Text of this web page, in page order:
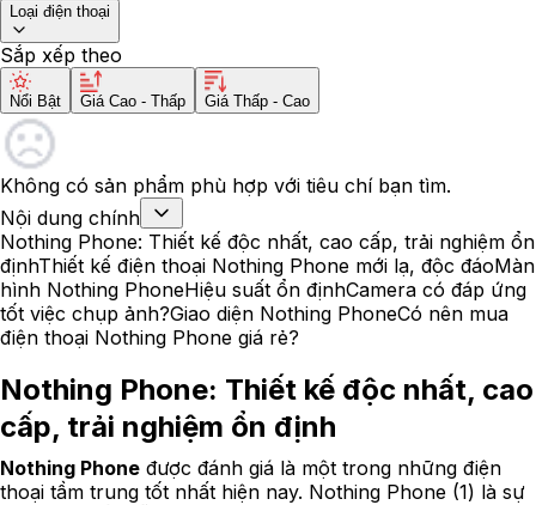
Loại điện thoại
Sắp xếp theo
Nổi Bật Giá Cao - Thấp Giá Thấp - Cao
Không có sản phẩm phù hợp với tiêu chí bạn tìm.
Nội dung chính
Nothing Phone: Thiết kế độc nhất, cao cấp, trải nghiệm ổn
địnhThiết kế điện thoại Nothing Phone mới lạ, độc đáoMàn
hình Nothing PhoneHiệu suất ổn địnhCamera có đáp ứng
tốt việc chụp ảnh?Giao diện Nothing PhoneCó nên mua
điện thoại Nothing Phone giá rẻ?
Nothing Phone: Thiết kế độc nhất, cao
cấp, trải nghiệm ổn định
Nothing Phone được đánh giá là một trong những điện
thoại tầm trung tốt nhất hiện nay. Nothing Phone (1) là sự